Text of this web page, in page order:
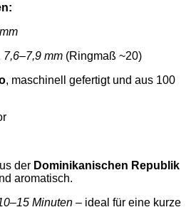
7,6–7,9 mm (Ringmaß ~20)
, maschinell gefertigt und aus 100
der Dominikanischen Republik
aromatisch.
Minuten – ideal für eine kurze